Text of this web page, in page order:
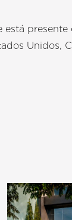
presente
Unidos,